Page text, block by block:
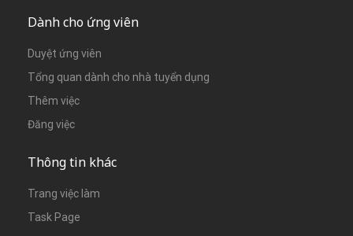
Dành cho ứng viên
Duyệt ứng viên
Tổng quan dành cho nhà tuyển dụng
Thêm việc
Đăng việc
Thông tin khác
Trang việc làm
Task Page